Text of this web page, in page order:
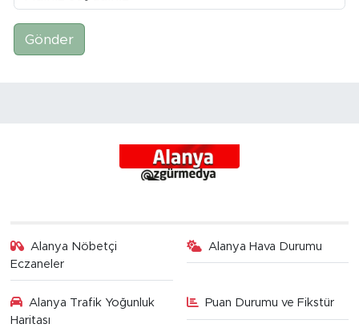
Gönder
Alanya Nöbetçi
Eczaneler
Alanya Hava Durumu
Alanya Trafik Yoğunluk
Haritası
Puan Durumu ve Fikstür